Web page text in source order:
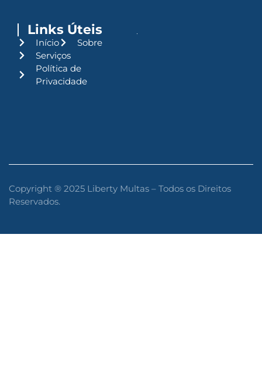
Links Úteis
Início
Sobre
Serviços
Política de
Privacidade
Copyright ® 2025 Liberty Multas – Todos os Direitos
Reservados.